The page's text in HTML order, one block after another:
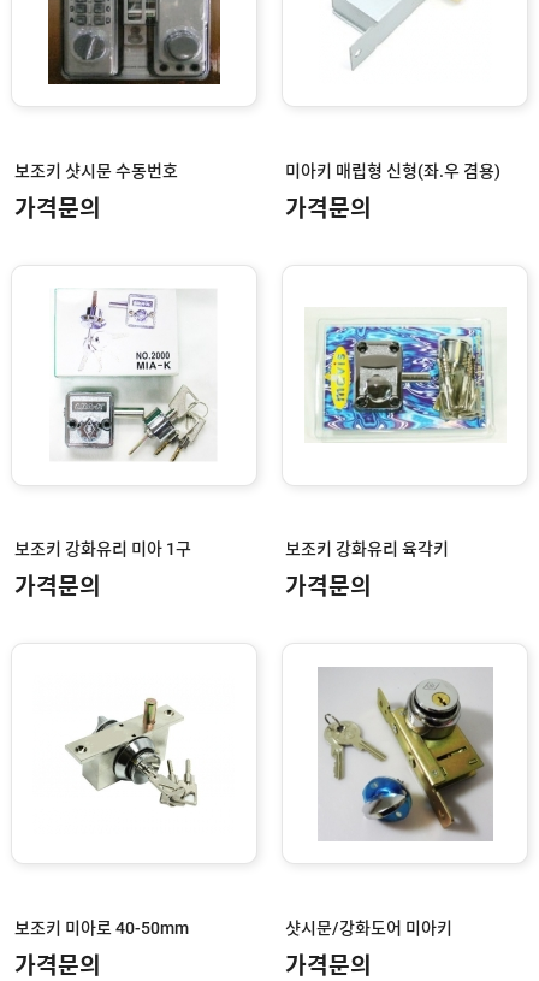
보조키 샷시문 수동번호
가격문의
미아키 매립형 신형(좌.우 겸용)
가격문의
보조키 강화유리 미아 1구
가격문의
보조키 강화유리 육각키
가격문의
보조키 미아로 40-50mm
가격문의
샷시문/강화도어 미아키
가격문의